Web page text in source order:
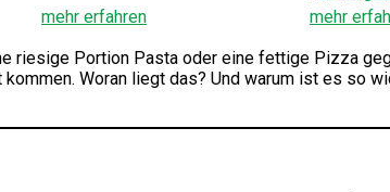
mehr erfahren
mehr
riesige Portion Pasta oder eine fettige Pizza
Woran liegt das? Und warum ist es so